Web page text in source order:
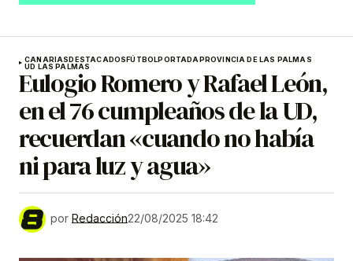
CANARIASDESTACADOSFÚTBOLPORTADAPROVINCIA DE LAS PALMAS
UD LAS PALMAS
Eulogio Romero y Rafael León,
en el 76 cumpleaños de la UD,
recuerdan «cuando no había
ni para luz y agua»
por Redacción22/08/2025 18:42